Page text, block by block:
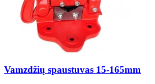
Vamzdžių spaustuvas 15-165mm